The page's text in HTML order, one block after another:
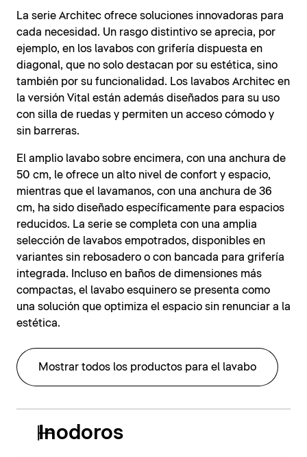
La serie Architec ofrece soluciones innovadoras para
cada necesidad. Un rasgo distintivo se aprecia, por
ejemplo, en los lavabos con grifería dispuesta en
diagonal, que no solo destacan por su estética, sino
también por su funcionalidad. Los lavabos Architec en
la versión Vital están además diseñados para su uso
con silla de ruedas y permiten un acceso cómodo y
sin barreras.
El amplio lavabo sobre encimera, con una anchura de
50 cm, le ofrece un alto nivel de confort y espacio,
mientras que el lavamanos, con una anchura de 36
cm, ha sido diseñado específicamente para espacios
reducidos. La serie se completa con una amplia
selección de lavabos empotrados, disponibles en
variantes sin rebosadero o con bancada para grifería
integrada. Incluso en baños de dimensiones más
compactas, el lavabo esquinero se presenta como
una solución que optimiza el espacio sin renunciar a la
estética.
Mostrar todos los productos para el lavabo
Inodoros